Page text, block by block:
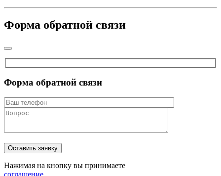
Форма обратной связи
Форма обратной связи
Нажимая на кнопку вы принимаете